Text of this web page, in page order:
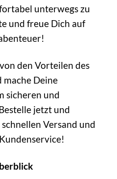
unterwegs zu
und freue Dich auf
den Vorteilen des
mache Deine
sicheren und
jetzt und
Versand und